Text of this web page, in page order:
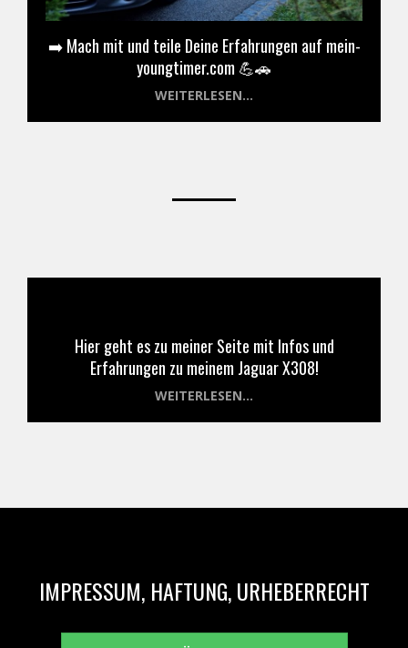
➡️ Mach mit und teile Deine Erfahrungen auf mein-
youngtimer.com 💪🚗
WEITERLESEN...
Hier geht es zu meiner Seite mit Infos und
Erfahrungen zu meinem Jaguar X308!
WEITERLESEN...
IMPRESSUM, HAFTUNG, URHEBERRECHT